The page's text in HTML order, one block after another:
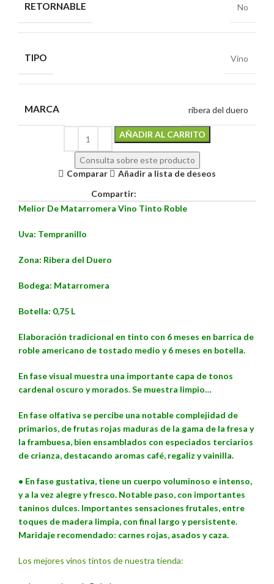
RETORNABLE No
TIPO Vino
MARCA ribera del duero
AÑADIR AL CARRITO
Consulta sobre este producto
Comparar
Añadir a lista de deseos
Compartir:
Melior De Matarromera Vino Tinto Roble
Uva: Tempranillo
Zona: Ribera del Duero
Bodega: Matarromera
Botella: 0,75 L
Elaboración tradicional en tinto con 6 meses en barrica de
roble americano de tostado medio y 6 meses en botella.
En fase visual muestra una importante capa de tonos
cardenal oscuro y morados. Se muestra limpio…
En fase olfativa se percibe una notable complejidad de
primarios, de frutas rojas maduras de la gama de la fresa y
la frambuesa, bien ensamblados con especiados terciarios
de crianza, destacando aromas café, regaliz y vainilla.
• En fase gustativa, tiene un cuerpo voluminoso e intenso,
y a la vez alegre y fresco. Notable paso, con importantes
taninos dulces. Importantes sensaciones frutales, entre
toques de madera limpia, con final largo y persistente.
Maridaje recomendado: carnes rojas, asados y caza.
Los mejores vinos tintos de nuestra tienda: